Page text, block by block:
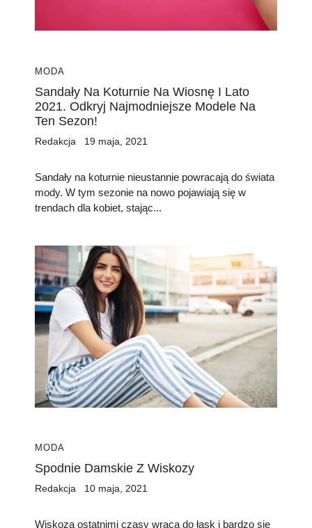
MODA
Sandały Na Koturnie Na Wiosnę I Lato
2021. Odkryj Najmodniejsze Modele Na
Ten Sezon!
Redakcja 19 maja, 2021
Sandały na koturnie nieustannie powracają do świata
mody. W tym sezonie na nowo pojawiają się w
trendach dla kobiet, stając...
MODA
Spodnie Damskie Z Wiskozy
Redakcja 10 maja, 2021
Wiskoza ostatnimi czasy wraca do łask i bardzo się